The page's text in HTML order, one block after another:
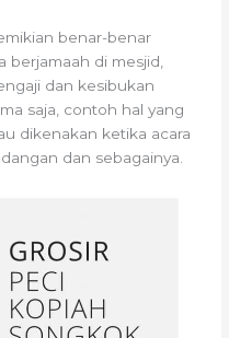
benar-benar
berjamaah di mesjid,
dan kesibukan
saja, contoh hal yang
dikenakan ketika acara
dan sebagainya.